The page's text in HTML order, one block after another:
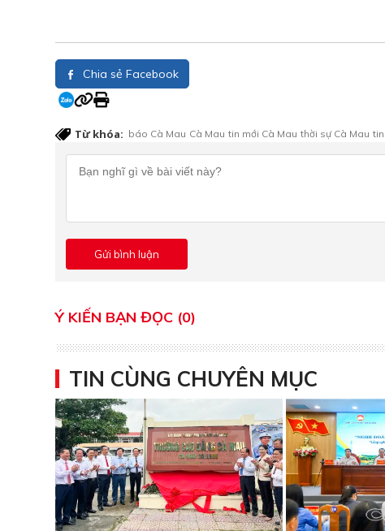
Chia sẻ Facebook
Từ khóa: báo Cà Mau Cà Mau tin mới Cà Mau thời sự Cà Mau
Ý KIẾN BẠN ĐỌC (0)
TIN CÙNG CHUYÊN MỤC